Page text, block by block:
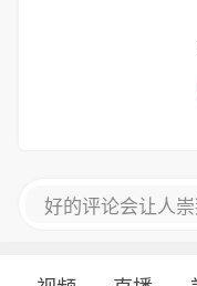
好的评论会让人